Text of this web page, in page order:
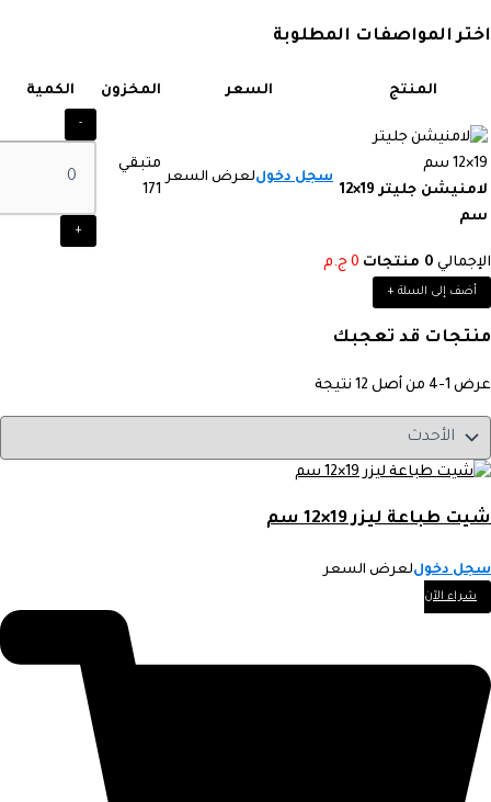
اختر المواصفات المطلوبة
المنتج السعر المخزون الكمية
لامنيشن جليتر 19×12
سم
سجل دخوللعرض السعر
متبقي
171
-
+
الإجمالي 0 منتجات 0 ج.م
أضف إلى السلة +
منتجات قد تعجبك
عرض 1-4 من أصل 12 نتيجة
شيت طباعة ليزر 19×12 سم
سجل دخوللعرض السعر
شراء الآن